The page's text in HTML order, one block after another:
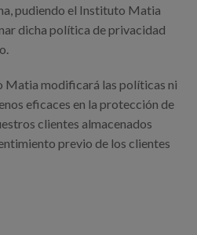
pudiendo el Instituto Matia
dicha política de privacidad
Matia modificará las políticas ni
eficaces en la protección de
clientes almacenados
previo de los clientes